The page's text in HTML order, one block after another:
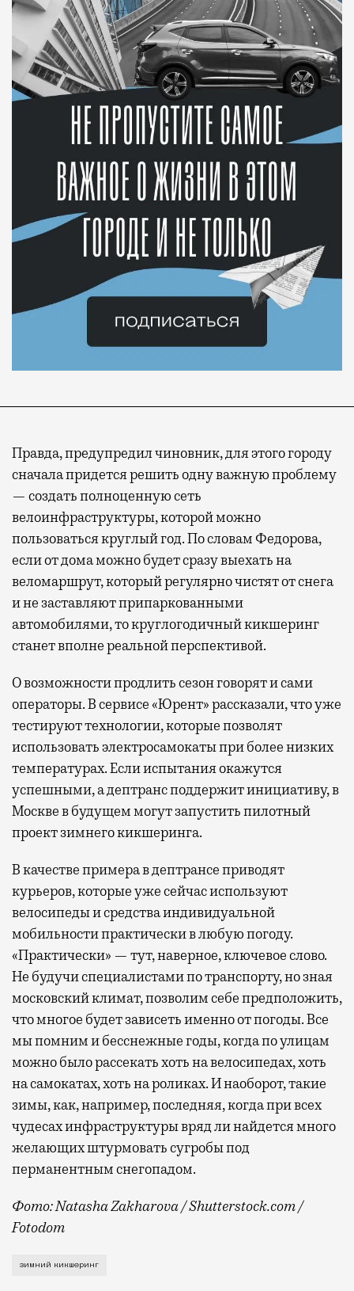
Правда, предупредил чиновник, для этого городу
сначала придется решить одну важную проблему
— создать полноценную сеть
велоинфраструктуры, которой можно
пользоваться круглый год. По словам Федорова,
если от дома можно будет сразу выехать на
веломаршрут, который регулярно чистят от снега
и не заставляют припаркованными
автомобилями, то круглогодичный кикшеринг
станет вполне реальной перспективой.
О возможности продлить сезон говорят и сами
операторы. В сервисе «Юрент» рассказали, что уже
тестируют технологии, которые позволят
использовать электросамокаты при более низких
температурах. Если испытания окажутся
успешными, а дептранс поддержит инициативу, в
Москве в будущем могут запустить пилотный
проект зимнего кикшеринга.
В качестве примера в дептрансе приводят
курьеров, которые уже сейчас используют
велосипеды и средства индивидуальной
мобильности практически в любую погоду.
«Практически» — тут, наверное, ключевое слово.
Не будучи специалистами по транспорту, но зная
московский климат, позволим себе предположить,
что многое будет зависеть именно от погоды. Все
мы помним и бесснежные годы, когда по улицам
можно было рассекать хоть на велосипедах, хоть
на самокатах, хоть на роликах. И наоборот, такие
зимы, как, например, последняя, когда при всех
чудесах инфраструктуры вряд ли найдется много
желающих штурмовать сугробы под
перманентным снегопадом.
Фото: Natasha Zakharova / Shutterstock.com /
Fotodom
Об этом рассказал на Международном
зимний кикшеринг